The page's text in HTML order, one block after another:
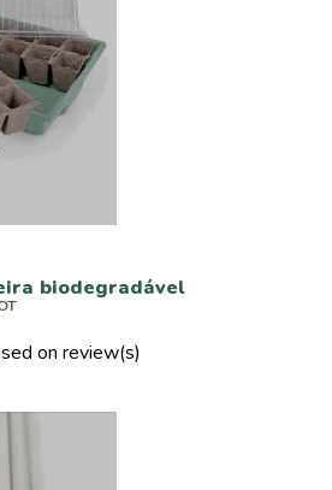
biodegradável
on review(s)